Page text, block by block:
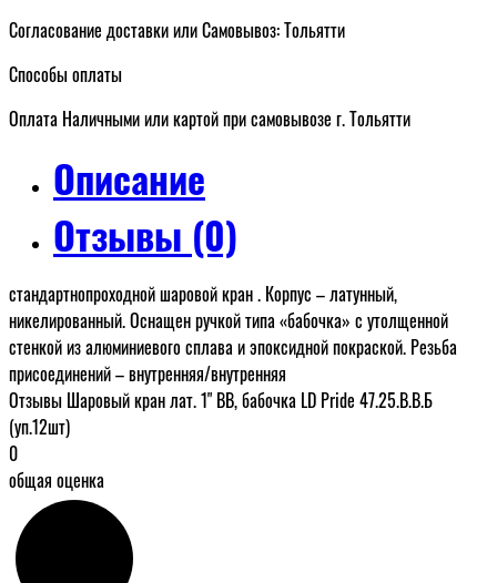
Согласование доставки или Самовывоз: Тольятти
Способы оплаты
Оплата Наличными или картой при самовывозе г. Тольятти
Описание
Отзывы (0)
стандартнопроходной шаровой кран . Корпус – латунный,
никелированный. Оснащен ручкой типа «бабочка» с утолщенной
стенкой из алюминиевого сплава и эпоксидной покраской. Резьба
присоединений – внутренняя/внутренняя
Отзывы Шаровый кран лат. 1" ВВ, бабочка LD Pride 47.25.В.В.Б
(уп.12шт)
0
общая оценка